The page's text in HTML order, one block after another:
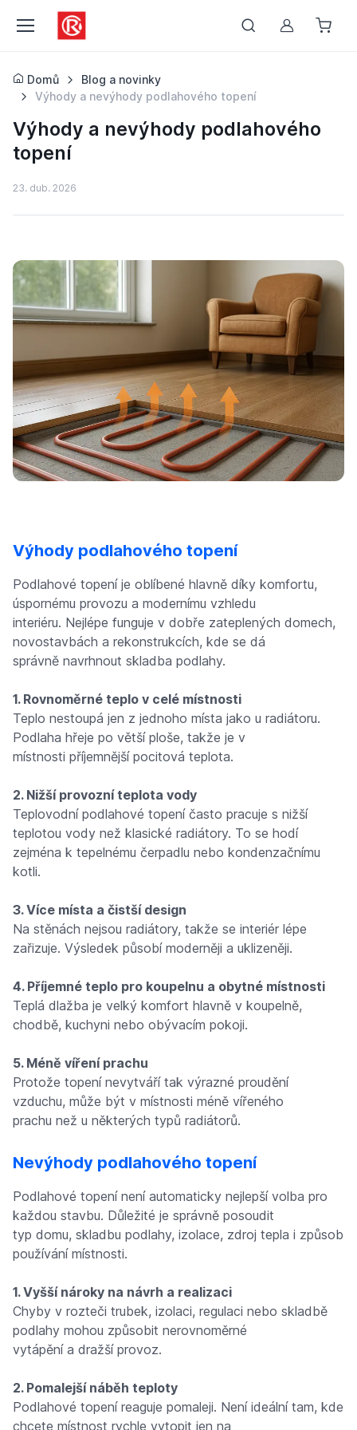
Můj účet
Domů
Blog a novinky
Výhody a nevýhody podlahového topení
Výhody a nevýhody podlahového
topení
23. dub. 2026
Výhody podlahového topení
Podlahové topení je oblíbené hlavně díky komfortu,
úspornému provozu a modernímu vzhledu
interiéru. Nejlépe funguje v dobře zateplených domech,
novostavbách a rekonstrukcích, kde se dá
správně navrhnout skladba podlahy.
1. Rovnoměrné teplo v celé místnosti
Teplo nestoupá jen z jednoho místa jako u radiátoru.
Podlaha hřeje po větší ploše, takže je v
místnosti příjemnější pocitová teplota.
2. Nižší provozní teplota vody
Teplovodní podlahové topení často pracuje s nižší
teplotou vody než klasické radiátory. To se hodí
zejména k tepelnému čerpadlu nebo kondenzačnímu
kotli.
3. Více místa a čistší design
Na stěnách nejsou radiátory, takže se interiér lépe
zařizuje. Výsledek působí moderněji a uklizeněji.
4. Příjemné teplo pro koupelnu a obytné místnosti
Teplá dlažba je velký komfort hlavně v koupelně,
chodbě, kuchyni nebo obývacím pokoji.
5. Méně víření prachu
Protože topení nevytváří tak výrazné proudění
vzduchu, může být v místnosti méně vířeného
prachu než u některých typů radiátorů.
Nevýhody podlahového topení
Podlahové topení není automaticky nejlepší volba pro
každou stavbu. Důležité je správně posoudit
typ domu, skladbu podlahy, izolace, zdroj tepla i způsob
používání místnosti.
1. Vyšší nároky na návrh a realizaci
Chyby v rozteči trubek, izolaci, regulaci nebo skladbě
podlahy mohou způsobit nerovnoměrné
vytápění a dražší provoz.
2.Pomalejší náběh teploty
Podlahové topení reaguje pomaleji. Není ideální tam, kde
chcete místnost rychle vytopit jen na